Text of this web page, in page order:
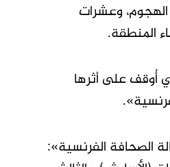
الهجوم، وعشرات
المنطقة.
التي أُوقف على أثرها
الصحافة الفرنسية»: